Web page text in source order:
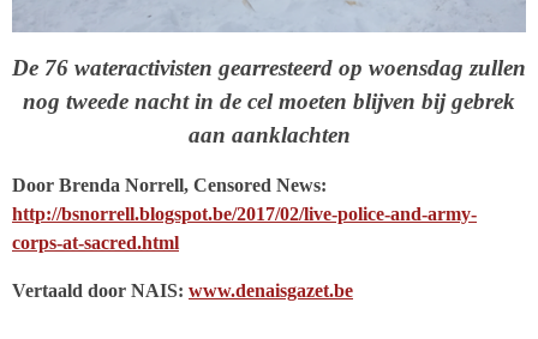
De 76 wateractivisten gearresteerd op woensdag zullen
nog tweede nacht in de cel moeten blijven bij gebrek
aan aanklachten
Door Brenda Norrell, Censored News:
http://bsnorrell.blogspot.be/2017/02/live-police-and-army-
corps-at-sacred.html
Vertaald door NAIS: www.denaisgazet.be